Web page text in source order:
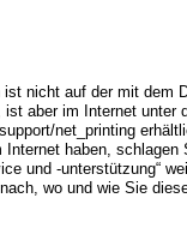
nicht auf der mit dem
ist aber im Internet unter
net_printing
Internet haben, schlagen
und -unterstützung“
wo und wie Sie